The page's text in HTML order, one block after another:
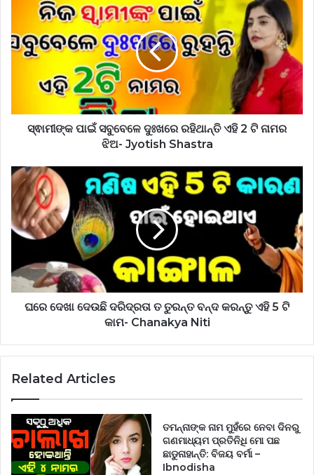
ସ୍ଵାମୀଙ୍କ ପାଇଁ ସବୁବେଳେ ଦୁଃଖରେ ରହିଥାନ୍ତି ଏହି 2 ଟି ନାମର
ଝିଅ- Jyotish Shastra
ଘରେ ଦେଖା ଦେଉଛି ଦରିଦ୍ରତା ତ ତୁରନ୍ତ ବନ୍ଦ କରନ୍ତୁ ଏହି 5 ଟି
କାମ- Chanakya Niti
Related Articles
ତମନ୍ନାଙ୍କ ନାମ ମୁହଁରେ ନେବା ଦିନରୁ
ଗଣମାଧ୍ୟମ ପ୍ରତିନିଧି ମୋ ପଛ
ଛାଡୁନାହାନ୍ତି: ବିଜୟ ବର୍ମା –
Ibnodisha